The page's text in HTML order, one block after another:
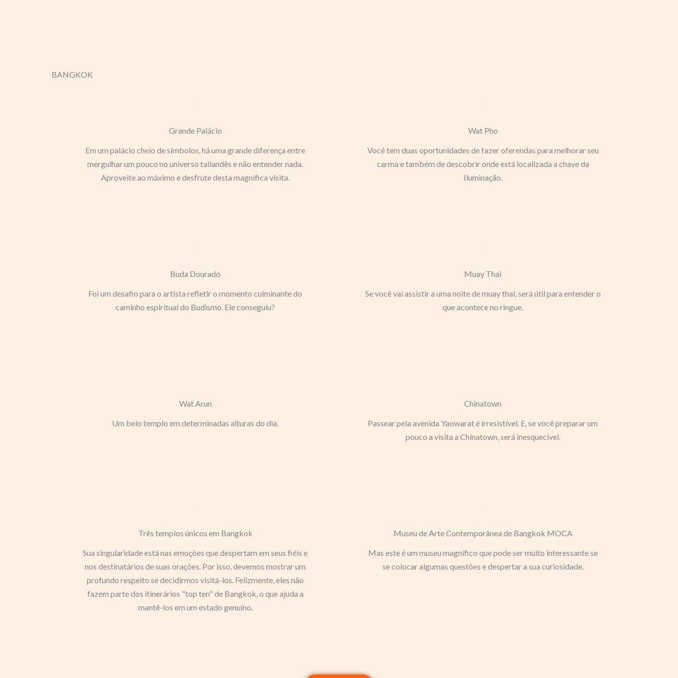
BANGKOK
Grande Palácio
Em um palácio cheio de símbolos, há uma grande diferença entre
mergulhar um pouco no universo tailandês e não entender nada.
Aproveite ao máximo e desfrute desta magnífica visita.
Wat Pho
Você tem duas oportunidades de fazer oferendas para melhorar seu
carma e também de descobrir onde está localizada a chave da
Iluminação.
Buda Dourado
Foi um desafio para o artista refletir o momento culminante do
caminho espiritual do Budismo. Ele conseguiu?
Muay Thai
Se você vai assistir a uma noite de muay thai, será útil para entender o
que acontece no ringue.
Wat Arun
Um belo templo em determinadas alturas do dia.
Chinatown
Passear pela avenida Yaowarat é irresistível. E, se você preparar um
pouco a visita a Chinatown, será inesquecível.
Três templos únicos em Bangkok
Sua singularidade está nas emoções que despertam em seus fiéis e
nos destinatários de suas orações. Por isso, devemos mostrar um
profundo respeito se decidirmos visitá-los. Felizmente, eles não
fazem parte dos itinerários "top ten" de Bangkok, o que ajuda a
mantê-los em um estado genuíno.
Museu de Arte Contemporânea de Bangkok MOCA
Mas este é um museu magnífico que pode ser muito interessante se
se colocar algumas questões e despertar a sua curiosidade.